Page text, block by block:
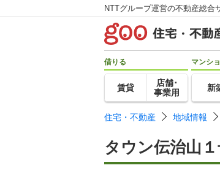
NTTグループ運営の不動産総合
借りる
賃貸
店舗･
事業用
マンシ
新
住宅・不動産 地域情報
タウン伝治山